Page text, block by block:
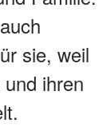
sie, weil
ihren